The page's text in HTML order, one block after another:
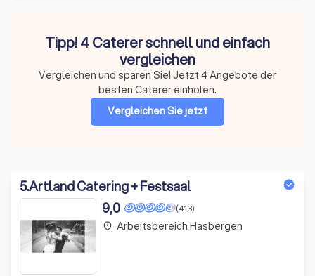
Tipp! 4 Caterer schnell und einfach
vergleichen
Vergleichen und sparen Sie! Jetzt 4 Angebote der
besten Caterer einholen.
Vergleichen Sie jetzt
5.Artland Catering + Festsaal
(413)
9,0
place Arbeitsbereich Hasbergen